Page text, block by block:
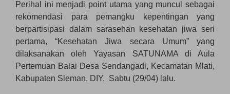
Perihal ini menjadi point utama yang muncul sebagai
rekomendasi para pemangku kepentingan yang
berpartisipasi dalam sarasehan kesehatan jiwa seri
pertama, “Kesehatan Jiwa secara Umum” yang
dilaksanakan oleh Yayasan SATUNAMA di Aula
Pertemuan Balai Desa Sendangadi, Kecamatan Mlati,
Kabupaten Sleman, DIY, Sabtu (29/04) lalu.